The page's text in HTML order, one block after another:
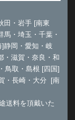
田・岩手 [南東
・埼玉・千葉・
静岡・愛知・岐
・滋賀・奈良・和
鳥取・島根 [四国]
・長崎・大分 [南
送料を頂戴いた